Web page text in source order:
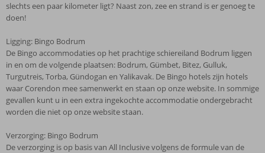
slechts een paar kilometer ligt? Naast zon, zee en strand is er genoeg te
doen!
Ligging: Bingo Bodrum
De Bingo accommodaties op het prachtige schiereiland Bodrum liggen
in en om de volgende plaatsen: Bodrum, Gümbet, Bitez, Gulluk,
Turgutreis, Torba, Gündogan en Yalikavak. De Bingo hotels zijn hotels
waar Corendon mee samenwerkt en staan op onze website. In sommige
gevallen kunt u in een extra ingekochte accommodatie ondergebracht
worden die niet op onze website staan.
Verzorging: Bingo Bodrum
De verzorging is op basis van All Inclusive volgens de formule van de